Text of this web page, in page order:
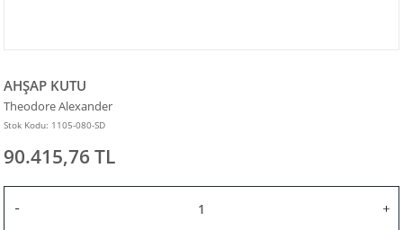
AHŞAP KUTU
Theodore Alexander
Stok Kodu: 1105-080-SD
90.415,76 TL